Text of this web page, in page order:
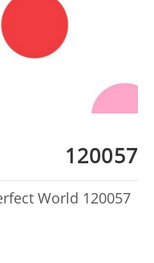
120057
World 120057